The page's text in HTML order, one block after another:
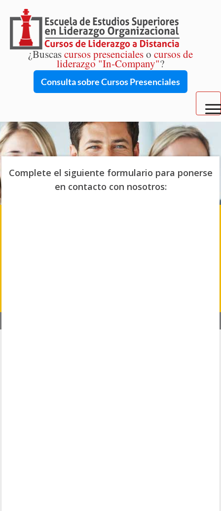
¿Buscascursos presencialeso cursos de
liderazgo "In-Company"?
Consulta sobre Cursos Presenciales
Home
Cursos de Liderazgo Multifocal
Complete el siguiente formulario para ponerse
en contacto con nosotros: